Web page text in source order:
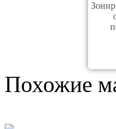
Похожие